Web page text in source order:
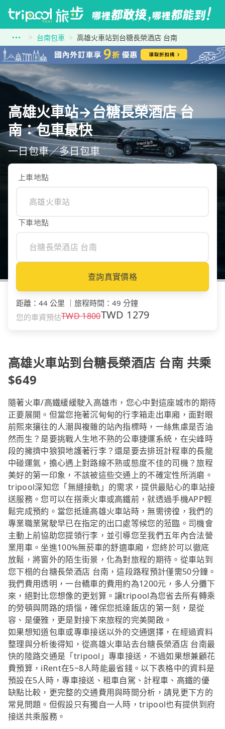
台南包車 高雄火車站到台糖長榮酒店 台南
高雄火車站→台糖長榮酒店 台
南：包車最快
一日包車／多日包車
上車地點
下車地點
查詢真實價格
距離 ： 44 公里 旅程時間 ： 49 分鐘
您的車資預估TWD1800TWD 1279
高雄火車站到台糖長榮酒店 台南 共乘
$649
隨著火車/高鐵緩緩駛入高雄市，您心中對這座城市的期待
正要展開。但當您拖著沉甸甸的行李箱走出車廂，面對眼
前熙來攘往的人潮與複雜的站內指標時，一絲焦慮是否油
然而生？是要挑戰人生地不熟的公車捷運系統，在尖峰時
段的擁擠中狼狽地護著行李？還是要去排班計程車的長龍
中碰運氣，擔心遇上對路線不熟或態度不佳的司機？旅程
美好的第一印象，不該被這些交通上的不確定性所消磨。
tripool深知您「無縫接軌」的需求，提供最貼心的車站接
送服務。您可以在搭乘火車或高鐵前，就透過手機APP輕
鬆完成預約。當您抵達高雄火車站時，無需徬徨，我們的
專業職業駕駛早已在指定的出口處等候您的蒞臨。司機會
主動上前協助您提領行李，並引導您至我們五年內合法營
業用車。坐進100%無菸車的舒適車廂，您終於可以徹底
放鬆，將窗外的陌生街景，化為對旅程的期待。從車站到
您下榻的台糖長榮酒店 台南，這段路程預計僅需50分鐘。
我們費用透明，一台轎車的費用約為1200元，多人分攤下
來，絕對比您想像的更划算。讓tripool為您省去所有轉乘
的勞頓與問路的煩惱，確保您抵達飯店的第一刻，是從
容、是優雅，更是對接下來旅程的完美開啟。
如果想知道包車或專車接送以外的交通選擇，在經過資料
整理與分析後得知，從高雄火車站去台糖長榮酒店 台南最
快的陸路交通是「tripool」專車接送，不過如果想兼顧花
費預算，iRent在5~8人時能最省錢。以下表格中的資料是
預設在5人時，專車接送、租車自駕、計程車、高鐵的優
缺點比較，更完整的交通費用與時間分析，請見更下方的
常見問題。但假設只有獨自一人時，tripool也有提供到府
接送共乘服務。